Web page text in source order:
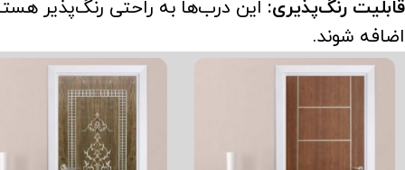
قابلیت رنگ‌پذیری: این درب‌ها به راحتی رنگ‌پذیر
اضافه شوند.